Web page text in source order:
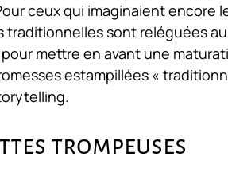
ceux qui imaginaient encore
traditionnelles sont reléguées au
mettre en avant une
estampillées «
trompeuses